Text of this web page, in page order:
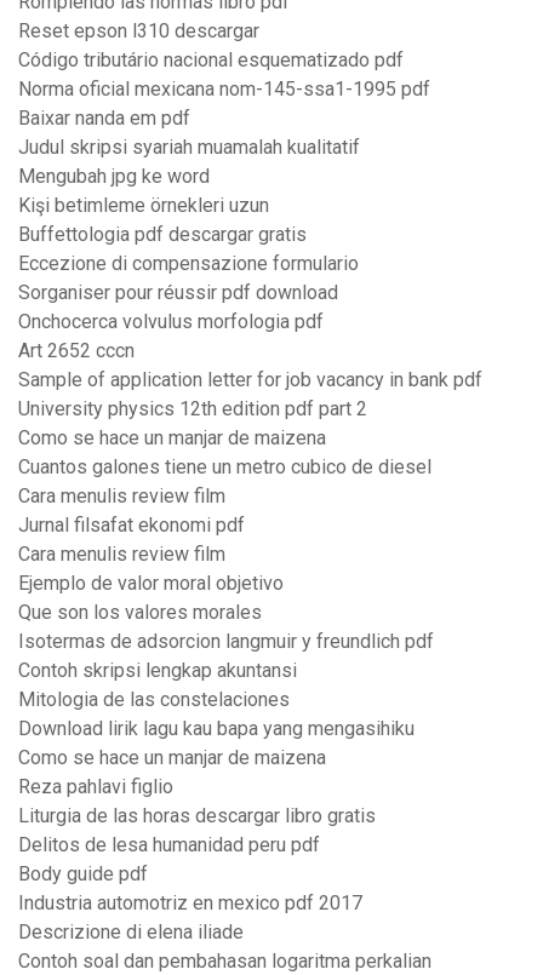
Reset epson l310 descargar
Código tributário nacional esquematizado pdf
Norma oficial mexicana nom-145-ssa1-1995 pdf
Baixar nanda em pdf
Judul skripsi syariah muamalah kualitatif
Mengubah jpg ke word
Kişi betimleme örnekleri uzun
Buffettologia pdf descargar gratis
Eccezione di compensazione formulario
Sorganiser pour réussir pdf download
Onchocerca volvulus morfologia pdf
Art 2652 cccn
Sample of application letter for job vacancy in bank pdf
University physics 12th edition pdf part 2
Como se hace un manjar de maizena
Cuantos galones tiene un metro cubico de diesel
Cara menulis review film
Jurnal filsafat ekonomi pdf
Cara menulis review film
Ejemplo de valor moral objetivo
Que son los valores morales
Isotermas de adsorcion langmuir y freundlich pdf
Contoh skripsi lengkap akuntansi
Mitologia de las constelaciones
Download lirik lagu kau bapa yang mengasihiku
Como se hace un manjar de maizena
Reza pahlavi figlio
Liturgia de las horas descargar libro gratis
Delitos de lesa humanidad peru pdf
Body guide pdf
Industria automotriz en mexico pdf 2017
Descrizione di elena iliade
Contoh soal dan pembahasan logaritma perkalian